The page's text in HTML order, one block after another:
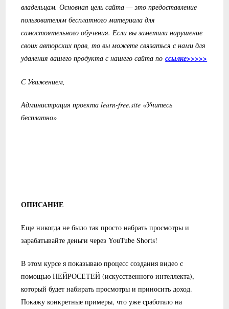
владельцам. Основная цель сайта — это предоставление
пользователям бесплатного материала для
самостоятельного обучения. Если вы заметили нарушение
своих авторских прав, то вы можете связаться с нами для
удаления вашего продукта с нашего сайта поссылке>>>>>
С Уважением,
Администрация проекта learn-free.site «Учитесь
бесплатно»
ОПИСАНИЕ
Еще никогда не было так просто набрать просмотры и
зарабатывайте деньги через YouTube Shorts!
В этом курсе я показываю процесс создания видео с
помощью НЕЙРОСЕТЕЙ (искусственного интеллекта),
который будет набирать просмотры и приносить доход.
Покажу конкретные примеры, что уже сработало на